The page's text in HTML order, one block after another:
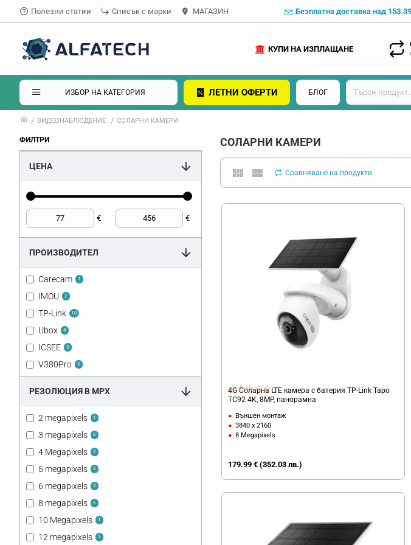
Полезни статии Списък с марки МАГАЗИН Безплатна доставка над
КУПИ НА ИЗПЛАЩАНЕ
ИЗБОР НА КАТЕГОРИЯ ЛЕТНИ ОФЕРТИ БЛОГ
ВИДЕОНАБЛЮДЕНИЕ СОЛАРНИ КАМЕРИ
ФИЛТРИ
ЦЕНА
€ €
ПРОИЗВОДИТЕЛ
Carecam 1
IMOU 2
TP-Link 10
Ubox 4
ICSEE 3
V380Pro 5
РЕЗОЛЮЦИЯ В MPX
2 megapixels 1
3 megapixels 6
4 Megapixels 2
5 megapixels 3
6 megapixels 3
8 megapixels 6
10 Megapixels 1
12 megapixels 3
СОЛАРНИ КАМЕРИ
Сравняване на продукти
4G Соларна LTE камера с батерия TP-Link Tapo
TC92 4K, 8MP, панорамна
Външен монтаж
3840 x 2160
8 Megapixels
179.99 € (352.03 лв.)